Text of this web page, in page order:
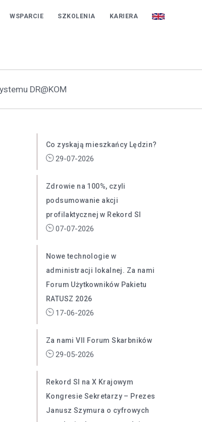
WSPARCIE SZKOLENIA KARIERA REKORD SI
DR@KOM
Co zyskają mieszkańcy Lędzin?
29-07-2026
Zdrowie na 100%, czyli
podsumowanie akcji
profilaktycznej w Rekord SI
07-07-2026
Nowe technologie w
administracji lokalnej. Za nami
Forum Użytkowników Pakietu
RATUSZ 2026
17-06-2026
Za nami VII Forum Skarbników
29-05-2026
Rekord SI na X Krajowym
Kongresie Sekretarzy – Prezes
Janusz Szymura o cyfrowych